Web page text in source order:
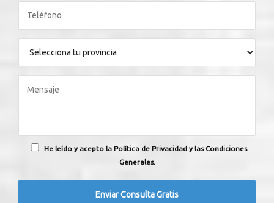
He leído y acepto la Política de Privacidad y las Condiciones
Generales.